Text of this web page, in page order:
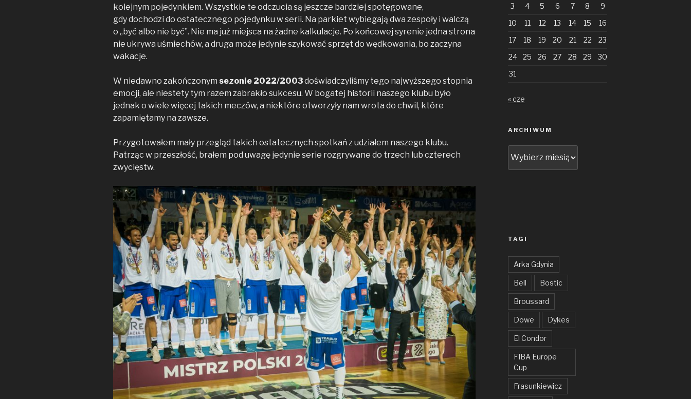
o
o
k
e
r
i
n
k
kolejnym pojedynkiem. Wszystkie te odczucia są jeszcze bardziej spotęgowane,
gdy dochodzi do ostatecznego pojedynku w serii. Na parkiet wybiegają dwa zespoły i walczą
o „być albo nie być”. Nie ma już miejsca na żadne kalkulacje. Po końcowej syrenie jedna strona
nie ukrywa uśmiechów, a druga może jedynie szykować sprzęt do wędkowania, bo zaczyna
wakacje.
W niedawno zakończonym sezonie 2022/2003doświadczyliśmy tego najwyższego stopnia
emocji, ale niestety tym razem zabrakło sukcesu. W bogatej historii naszego klubu było
jednak o wiele więcej takich meczów, a niektóre otworzyły nam wrota do chwil, które
zapamiętamy na zawsze.
Przygotowałem mały przegląd takich ostatecznych spotkań z udziałem naszego klubu.
Patrząc w przeszłość, brałem pod uwagę jedynie serie rozgrywane do trzech lub czterech
zwycięstw.
3
4 5 6 7 8
9
10
11 12 13 14 15
16
17
18 19 20 21 22
23
24
25 26 27 28 29
30
31
« cze
ARCHIWUM
TAGI
Arka Gdynia
Bell Bostic
Broussard
Dowe Dykes
El Condor
FIBA Europe
Cup
Frasunkiewicz